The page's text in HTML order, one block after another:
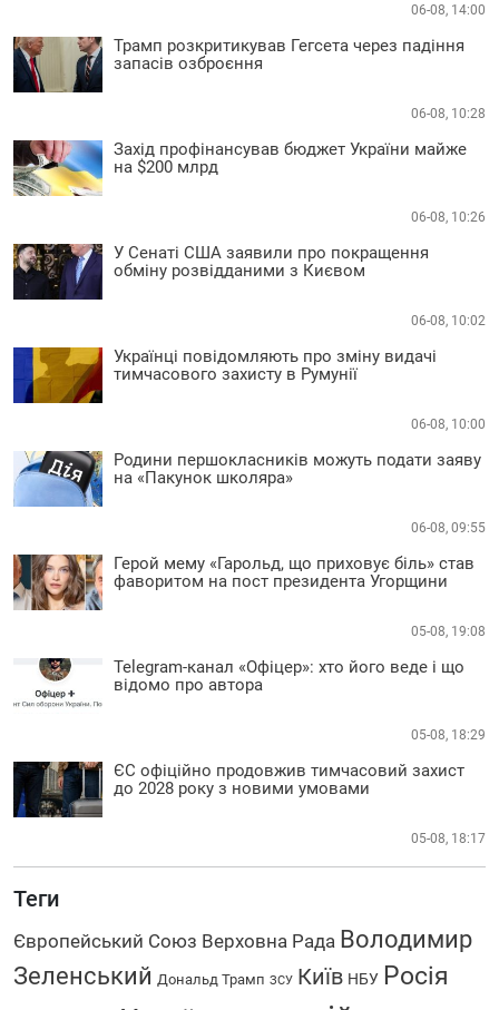
06-08, 14:00
Трамп розкритикував Гегсета через падіння
запасів озброєння
06-08, 10:28
Захід профінансував бюджет України майже
на $200 млрд
06-08, 10:26
У Сенаті США заявили про покращення
обміну розвідданими з Києвом
06-08, 10:02
Українці повідомляють про зміну видачі
тимчасового захисту в Румунії
06-08, 10:00
Родини першокласників можуть подати заяву
на «Пакунок школяра»
06-08, 09:55
Герой мему «Гарольд, що приховує біль» став
фаворитом на пост президента Угорщини
05-08, 19:08
Telegram-канал «Офіцер»: хто його веде і що
відомо про автора
05-08, 18:29
ЄС офіційно продовжив тимчасовий захист
до 2028 року з новими умовами
05-08, 18:17
Теги
Європейський Союз Верховна Рада Володимир
Зеленський Дональд Трамп ЗСУ Київ НБУ Росія